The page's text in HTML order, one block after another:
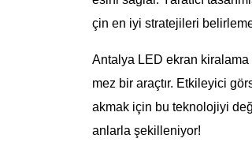
çin en iyi stratejileri
Antalya LED ekran kiralama
mez bir araçtır. Etkileyici
akmak için bu teknolojiyi
anlarla şekilleniyor!